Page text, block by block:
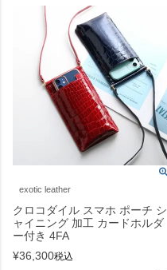
exotic leather
クロコダイル スマホ ポーチ シ
ャイニング 加工 カードホルダ
ー付き 4FA
¥36,300税込